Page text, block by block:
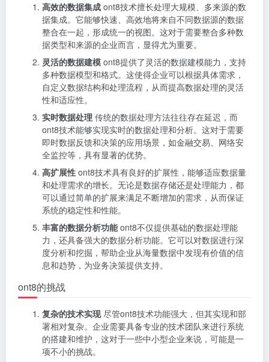
高效的数据集成 ont8技术擅长处理大规模、多来源的数
据集成。它能够快速、高效地将来自不同数据源的数据
整合在一起，形成统一的视图。这对于需要整合多种数
据类型和来源的企业而言，显得尤为重要。
灵活的数据建模 ont8提供了灵活的数据建模能力，支持
多种数据模型和格式。这使得企业可以根据具体需求，
自定义数据结构和处理流程，从而提高数据处理的灵活
性和适应性。
实时数据处理 传统的数据处理方法往往存在延迟，而
ont8技术能够实现实时的数据处理和分析。这对于需要
即时数据反馈和决策的应用场景，如金融交易、网络安
全监控等，具有显著的优势。
高扩展性 ont8技术具有良好的扩展性，能够适应数据量
和处理需求的增长。无论是数据存储还是处理能力，都
可以通过简单的扩展来满足不断增加的需求，从而保证
系统的稳定性和性能。
丰富的数据分析功能ont8不仅提供基础的数据处理能
力，还具备强大的数据分析功能。它可以对数据进行深
度分析和挖掘，帮助企业从海量数据中发现有价值的信
息和趋势，为业务决策提供支持。
ont8的挑战
复杂的技术实现尽管ont8技术功能强大，但其实现和部
署相对复杂。企业需要具备专业的技术团队来进行系统
的搭建和维护，这对于一些中小型企业来说，可能是一
项不小的挑战。